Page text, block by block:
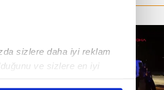
sizlere daha iyi reklam
ve sizlere en iyi